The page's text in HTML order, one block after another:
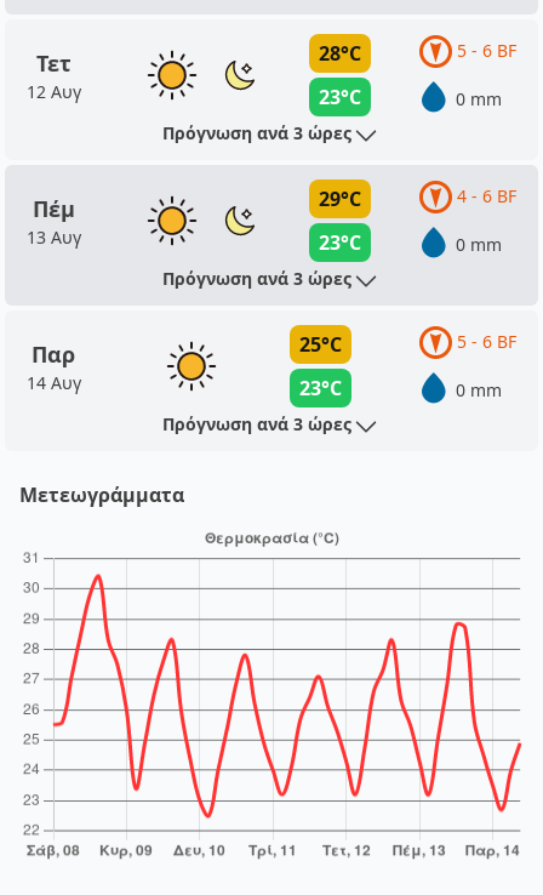
Τετ
12 Αυγ
28°C
23°C
5 - 6 BF
0 mm
Πρόγνωση ανά 3 ώρες
Πέμ
13 Αυγ
29°C
23°C
4 - 6 BF
0 mm
Πρόγνωση ανά 3 ώρες
Παρ
14 Αυγ
25°C
23°C
5 - 6 BF
0 mm
Πρόγνωση ανά 3 ώρες
Μετεωγράμματα